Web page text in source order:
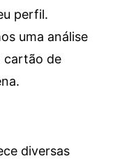
perfil.
uma análise
cartão de
diversas